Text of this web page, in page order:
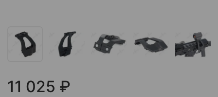
11 025 ₽